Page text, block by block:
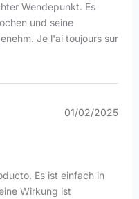
Wendepunkt. Es
und seine
Je l'ai toujours sur
01/02/2025
Es ist einfach in
Wirkung ist